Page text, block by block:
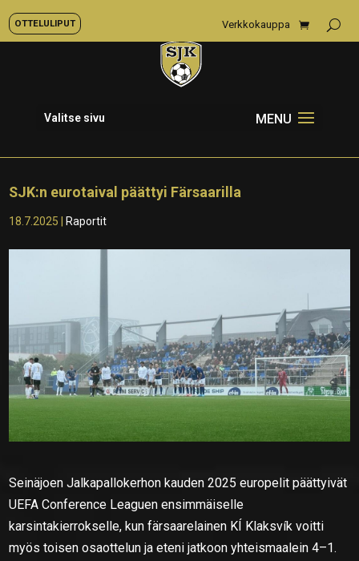
OTTELULIPUT Verkkokauppa
Valitse sivu
SJK:n eurotaival päättyi Färsaarilla
18.7.2025 Raportit
Seinäjoen Jalkapallokerhon kauden 2025 europelit päättyivät
UEFA Conference Leaguen ensimmäiselle
karsintakierrokselle, kun färsaarelainen KÍ Klaksvík voitti
myös toisen osaottelun ja eteni jatkoon yhteismaalein 4–1.